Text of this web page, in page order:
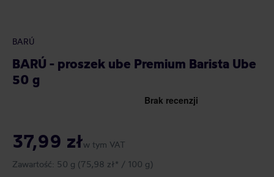
BARÚ
BARÚ - proszek ube Premium Barista Ube
50 g
37,99 złw tym VAT
Zawartość: 50 g (75,98 zł* / 100 g)